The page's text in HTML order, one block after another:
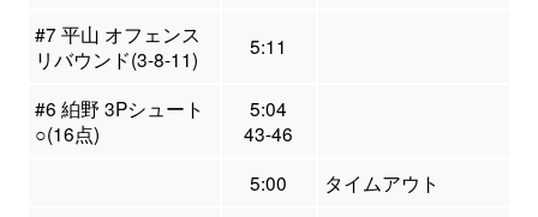
#7 平山 オフェンス
リバウンド(3-8-11)
5:11
#6 絈野 3Pシュート
○(16点)
5:04
43-46
5:00
タイムアウト